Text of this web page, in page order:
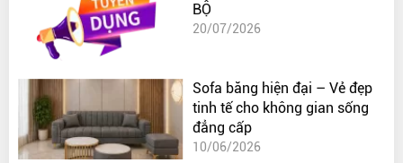
BỘ
20/07/2026
Sofa băng hiện đại – Vẻ đẹp
tinh tế cho không gian sống
đẳng cấp
10/06/2026